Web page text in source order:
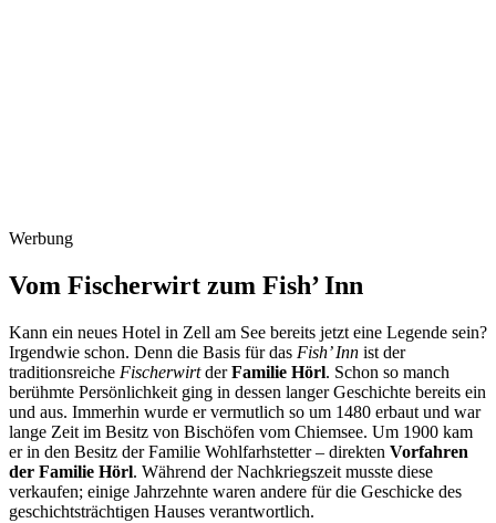
Werbung
Vom Fischerwirt zum Fish’ Inn
Kann ein neues Hotel in Zell am See bereits jetzt eine Legende sein?
Irgendwie schon. Denn die Basis für das Fish’ Inn ist der
traditionsreiche FischerwirtderFamilie Hörl. Schon so manch
berühmte Persönlichkeit ging in dessen langer Geschichte bereits ein
und aus. Immerhin wurde er vermutlich so um 1480 erbaut und war
lange Zeit im Besitz von Bischöfen vom Chiemsee. Um 1900 kam
er in den Besitz der Familie Wohlfarhstetter – direkten Vorfahren
der Familie Hörl. Während der Nachkriegszeit musste diese
verkaufen; einige Jahrzehnte waren andere für die Geschicke des
geschichtsträchtigen Hauses verantwortlich.